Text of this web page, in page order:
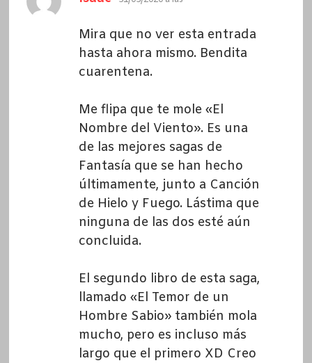
Mira que no ver esta entrada
hasta ahora mismo. Bendita
cuarentena.
Me flipa que te mole «El
Nombre del Viento». Es una
de las mejores sagas de
Fantasía que se han hecho
últimamente, junto a Canción
de Hielo y Fuego. Lástima que
ninguna de las dos esté aún
concluida.
El segundo libro de esta saga,
llamado «El Temor de un
Hombre Sabio» también mola
mucho, pero es incluso más
largo que el primero XD Creo